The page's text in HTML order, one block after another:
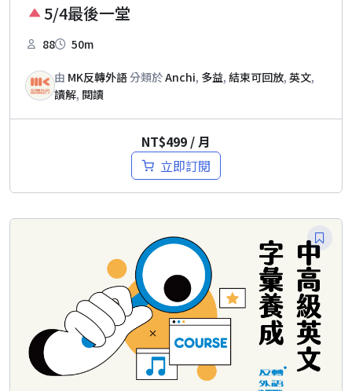
5/4最後一堂
88 50m
由 MK反轉外語分類於Anchi, 多益, 結束可回放, 英文,
讀解, 閱讀
NT$499 / 月
立即訂閱